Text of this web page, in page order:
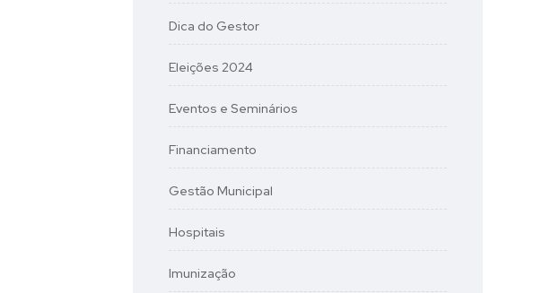
Dica do Gestor
Eleições 2024
Eventos e Seminários
Financiamento
Gestão Municipal
Hospitais
Imunização